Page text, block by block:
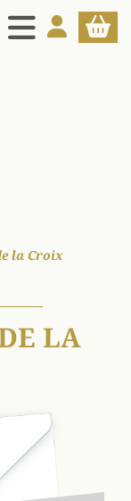
MENU
MON PANIER
la Croix
LA